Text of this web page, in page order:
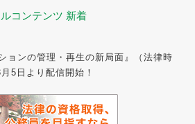
コンテンツ 新着
ョンの管理・再生の新局面』（法律時
5日より配信開始！